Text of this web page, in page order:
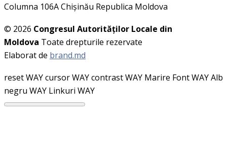
Columna 106A Chişinău Republica Moldova
© 2026 Congresul Autorităţilor Locale din
Moldova Toate drepturile rezervate
Elaborat de brand.md
reset WAYcursor WAYcontrast WAY Marire Font WAYAlb
negru WAY Linkuri WAY